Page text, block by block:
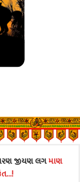
જીયણ લગમાણ